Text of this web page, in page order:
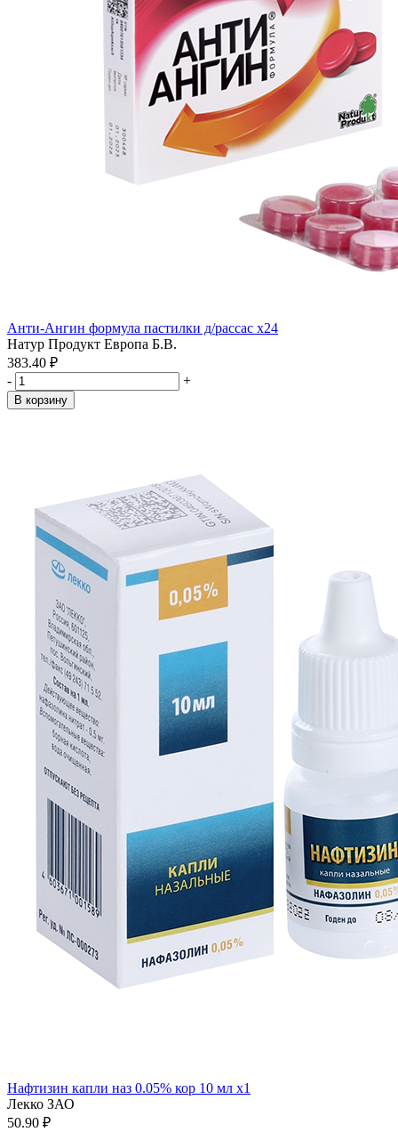
Анти-Ангин формула пастилки д/рассас x24
Натур Продукт Европа Б.В.
383.40 ₽
-
+
В корзину
Нафтизин капли наз 0.05% кор 10 мл x1
Лекко ЗАО
50.90 ₽